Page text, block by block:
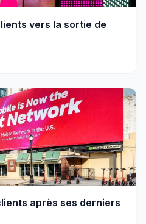
vers la sortie de
après ses derniers